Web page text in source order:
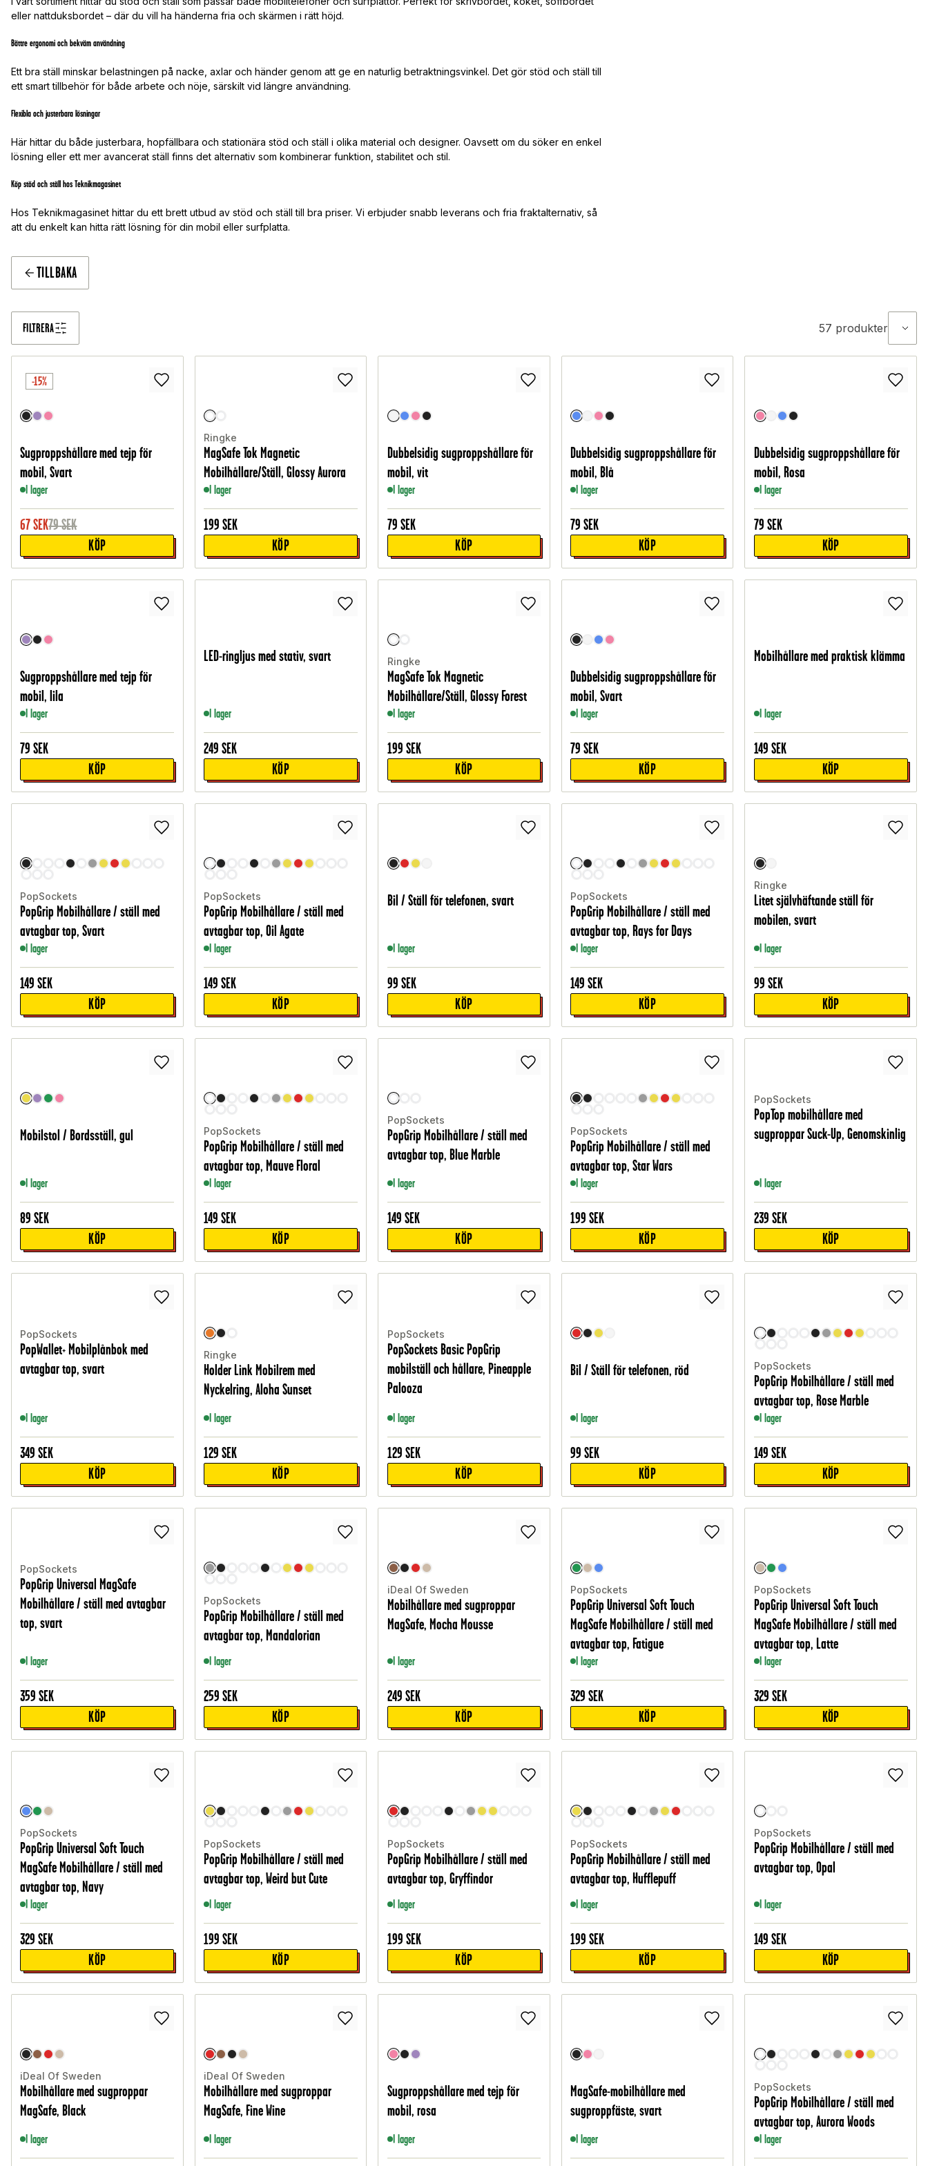
eller nattduksbordet – där du vill ha händerna fria och skärmen i rätt höjd.
Bättre ergonomi och bekväm användning
Ett bra ställ minskar belastningen på nacke, axlar och händer genom att ge en naturlig betraktningsvinkel. Det gör stöd och ställ till
ett smart tillbehör för både arbete och nöje, särskilt vid längre användning.
Flexibla och justerbara lösningar
Här hittar du både justerbara, hopfällbara och stationära stöd och ställ i olika material och designer. Oavsett om du söker en enkel
lösning eller ett mer avancerat ställ finns det alternativ som kombinerar funktion, stabilitet och stil.
Köp stöd och ställ hos Teknikmagasinet
Hos Teknikmagasinet hittar du ett brett utbud av stöd och ställ till bra priser. Vi erbjuder snabb leverans och fria fraktalternativ, så
att du enkelt kan hitta rätt lösning för din mobil eller surfplatta.
TILLBAKA
FILTRERA 57 produkter
-15%
Sugproppshållare med tejp för
mobil, Svart
I lager
67SEK79SEK
KÖP
Ringke
MagSafe Tok Magnetic
Mobilhållare/Ställ, Glossy Aurora
I lager
199 SEK
KÖP
Dubbelsidig sugproppshållare för
mobil, vit
I lager
79 SEK
KÖP
Dubbelsidig sugproppshållare för
mobil, Blå
I lager
79 SEK
KÖP
Dubbelsidig sugproppshållare för
mobil, Rosa
I lager
79 SEK
KÖP
Sugproppshållare med tejp för
mobil, lila
I lager
79 SEK
KÖP
LED-ringljus med stativ, svart
I lager
249 SEK
KÖP
Ringke
MagSafe Tok Magnetic
Mobilhållare/Ställ, Glossy Forest
I lager
199 SEK
KÖP
Dubbelsidig sugproppshållare för
mobil, Svart
I lager
79 SEK
KÖP
Mobilhållare med praktisk klämma
I lager
149 SEK
KÖP
PopSockets
PopGrip Mobilhållare / ställ med
avtagbar top, Svart
I lager
149 SEK
KÖP
PopSockets
PopGrip Mobilhållare / ställ med
avtagbar top, Oil Agate
I lager
149 SEK
KÖP
Bil / Ställ för telefonen, svart
I lager
99 SEK
KÖP
PopSockets
PopGrip Mobilhållare / ställ med
avtagbar top, Rays for Days
I lager
149 SEK
KÖP
Ringke
Litet självhäftande ställ för
mobilen, svart
I lager
99 SEK
KÖP
Mobilstol / Bordsställ, gul
I lager
89 SEK
KÖP
PopSockets
PopGrip Mobilhållare / ställ med
avtagbar top, Mauve Floral
I lager
149 SEK
KÖP
PopSockets
PopGrip Mobilhållare / ställ med
avtagbar top, Blue Marble
I lager
149 SEK
KÖP
PopSockets
PopGrip Mobilhållare / ställ med
avtagbar top, Star Wars
I lager
199 SEK
KÖP
PopSockets
PopTop mobilhållare med
sugproppar Suck-Up, Genomskinlig
I lager
239 SEK
KÖP
PopSockets
PopWallet+ Mobilplånbok med
avtagbar top, svart
I lager
349 SEK
KÖP
Ringke
Holder Link Mobilrem med
Nyckelring, Aloha Sunset
I lager
129 SEK
KÖP
PopSockets
PopSockets Basic PopGrip
mobilställ och hållare, Pineapple
Palooza
I lager
129 SEK
KÖP
Bil / Ställ för telefonen, röd
I lager
99 SEK
KÖP
PopSockets
PopGrip Mobilhållare / ställ med
avtagbar top, Rose Marble
I lager
149 SEK
KÖP
PopSockets
PopGrip Universal MagSafe
Mobilhållare / ställ med avtagbar
top, svart
I lager
359 SEK
KÖP
PopSockets
PopGrip Mobilhållare / ställ med
avtagbar top, Mandalorian
I lager
259 SEK
KÖP
iDeal Of Sweden
Mobilhållare med sugproppar
MagSafe, Mocha Mousse
I lager
249 SEK
KÖP
PopSockets
PopGrip Universal Soft Touch
MagSafe Mobilhållare / ställ med
avtagbar top, Fatigue
I lager
329 SEK
KÖP
PopSockets
PopGrip Universal Soft Touch
MagSafe Mobilhållare / ställ med
avtagbar top, Latte
I lager
329 SEK
KÖP
PopSockets
PopGrip Universal Soft Touch
MagSafe Mobilhållare / ställ med
avtagbar top, Navy
I lager
329 SEK
KÖP
PopSockets
PopGrip Mobilhållare / ställ med
avtagbar top, Weird but Cute
I lager
199 SEK
KÖP
PopSockets
PopGrip Mobilhållare / ställ med
avtagbar top, Gryffindor
I lager
199 SEK
KÖP
PopSockets
PopGrip Mobilhållare / ställ med
avtagbar top, Hufflepuff
I lager
199 SEK
KÖP
PopSockets
PopGrip Mobilhållare / ställ med
avtagbar top, Opal
I lager
149 SEK
KÖP
iDeal Of Sweden
Mobilhållare med sugproppar
MagSafe, Black
I lager
iDeal Of Sweden
Mobilhållare med sugproppar
MagSafe, Fine Wine
I lager
Sugproppshållare med tejp för
mobil, rosa
I lager
MagSafe-mobilhållare med
sugproppfäste, svart
I lager
PopSockets
PopGrip Mobilhållare / ställ med
avtagbar top, Aurora Woods
I lager